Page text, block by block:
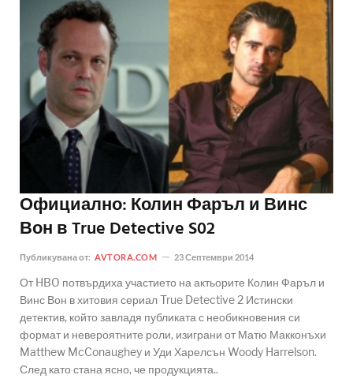
Официално: Колин Фаръл и Винс
Вон в True Detective S02
Публикувана от: AVTORA.COM 23 Септември 2014
От HBO потвърдиха участието на актьорите Колин Фаръл и
Винс Вон в хитовия сериал True Detective 2 Истински
детектив, който завладя публиката с необикновения си
формат и невероятните роли, изиграни от Матю Макконъхи
Matthew McConaughey и Уди Харелсън Woody Harrelson.
След като стана ясно, че продукцията..